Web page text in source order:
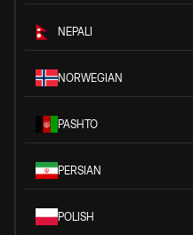
NEPALI
NORWEGIAN
PASHTO
PERSIAN
POLISH